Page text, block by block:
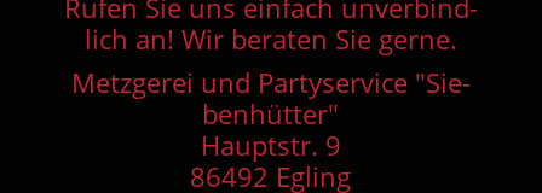
lich an! Wir bera­ten Sie gerne.
Metz­ge­rei und Par­ty­ser­vice "Sie­
ben­hüt­ter"
Haupt­str. 9
86492 Egling